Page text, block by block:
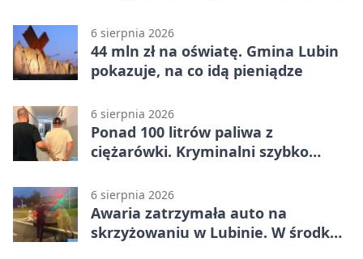
6 sierpnia 2026
44 mln zł na oświatę. Gmina Lubin
pokazuje, na co idą pieniądze
6 sierpnia 2026
Ponad 100 litrów paliwa z
ciężarówki. Kryminalni szybko
6 sierpnia 2026
Awaria zatrzymała auto na
skrzyżowaniu w Lubinie. W środku